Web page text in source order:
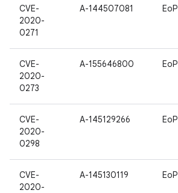
CVE-
2020-
0271
A-144507081 EoP
CVE-
2020-
0273
A-155646800 EoP
CVE-
2020-
0298
A-145129266 EoP
CVE-
2020-
A-145130119 EoP